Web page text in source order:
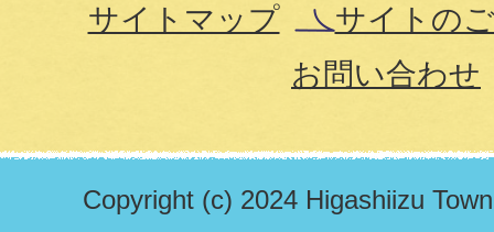
サイトマップ
サイトの
お問い合わせ
Copyright (c) 2024 Higashiizu